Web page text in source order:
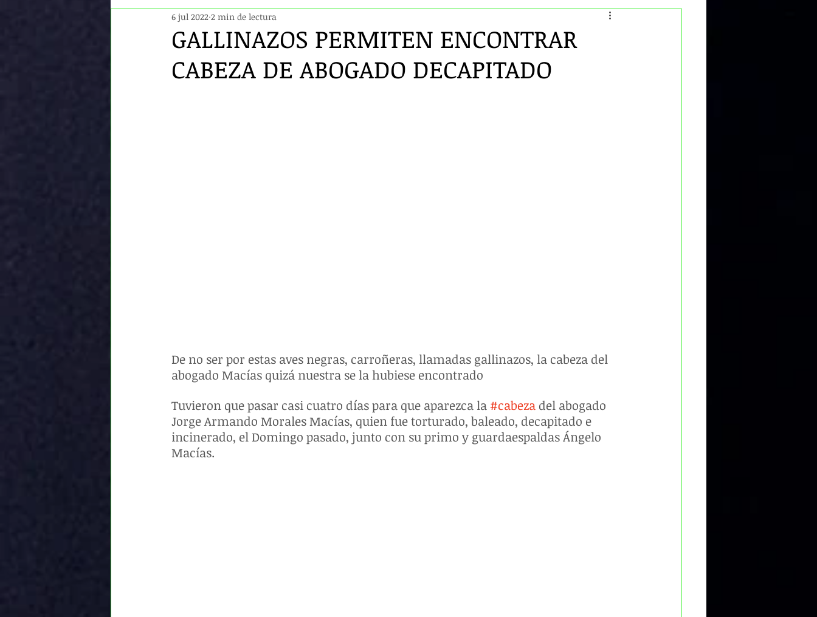
HUMANOS DEL ECUADOR
GALLINAZOS PERMITEN ENCONTRAR
CABEZA DE ABOGADO DECAPITADO
6 jul 2022 2 min de lectura
De no ser por estas aves negras, carroñeras, llamadas gallinazos, la cabeza del
abogado Macías quizá nuestra se la hubiese encontrado
Tuvieron que pasar casi cuatro días para que aparezca la #cabeza del abogado
Jorge Armando Morales Macías, quien fue torturado, baleado, decapitado e
incinerado, el Domingo pasado, junto con su primo y guardaespaldas Ángelo
Macías.